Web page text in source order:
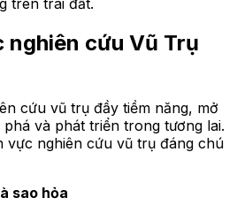
trên trái đất.
nghiên cứu Vũ Trụ
cứu vũ trụ đầy tiềm năng, mở
và phát triển trong tương lai.
vực nghiên cứu vũ trụ đáng chú
sao hỏa